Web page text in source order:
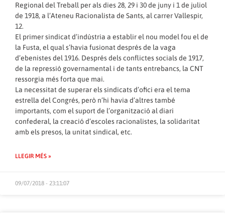
Regional del Treball per als dies 28, 29 i 30 de juny i 1 de juliol
de 1918, a l’Ateneu Racionalista de Sants, al carrer Vallespir,
12.
El primer sindicat d’indústria a establir el nou model fou el de
la Fusta, el qual s’havia fusionat després de la vaga
d’ebenistes del 1916. Després dels conflictes socials de 1917,
de la repressió governamental i de tants entrebancs, la CNT
ressorgia més forta que mai.
La necessitat de superar els sindicats d’ofici era el tema
estrella del Congrés, però n’hi havia d’altres també
importants, com el suport de l’organització al diari
confederal, la creació d’escoles racionalistes, la solidaritat
amb els presos, la unitat sindical, etc.
LLEGIR MÉS »
09/07/2018 - 23:11:07